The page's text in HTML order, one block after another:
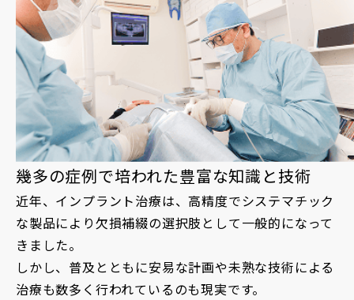
幾多の症例で培われた豊富な知識と技術
近年、インプラント治療は、高精度でシステマチック
な製品により欠損補綴の選択肢として一般的になって
きました。
しかし、普及とともに安易な計画や未熟な技術による
治療も数多く行われているのも現実です。